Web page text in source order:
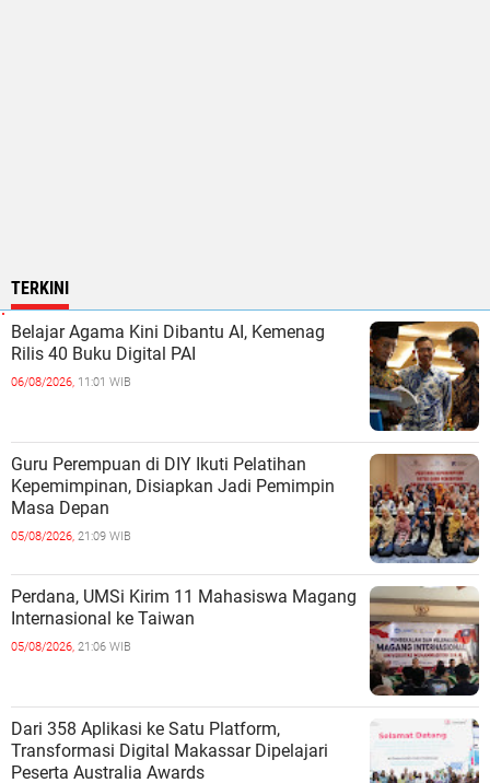
TERKINI
Belajar Agama Kini Dibantu AI, Kemenag
Rilis 40 Buku Digital PAI
06/08/2026, 11:01 WIB
Guru Perempuan di DIY Ikuti Pelatihan
Kepemimpinan, Disiapkan Jadi Pemimpin
Masa Depan
05/08/2026, 21:09 WIB
Perdana, UMSi Kirim 11 Mahasiswa Magang
Internasional ke Taiwan
05/08/2026, 21:06 WIB
Dari 358 Aplikasi ke Satu Platform,
Transformasi Digital Makassar Dipelajari
Peserta Australia Awards